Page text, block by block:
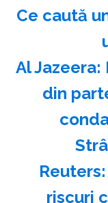
Ce caută
Al
din
riscuri